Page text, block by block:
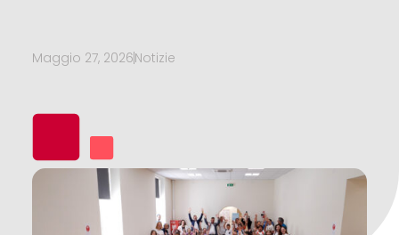
Maggio 27, 2026Notizie